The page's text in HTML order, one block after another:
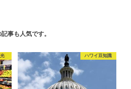
事も人気です。
ハワイ豆知識